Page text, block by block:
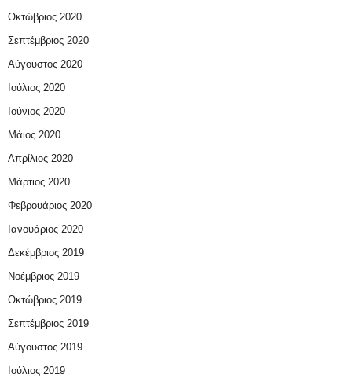
Οκτώβριος 2020
Σεπτέμβριος 2020
Αύγουστος 2020
Ιούλιος 2020
Ιούνιος 2020
Μάιος 2020
Απρίλιος 2020
Μάρτιος 2020
Φεβρουάριος 2020
Ιανουάριος 2020
Δεκέμβριος 2019
Νοέμβριος 2019
Οκτώβριος 2019
Σεπτέμβριος 2019
Αύγουστος 2019
Ιούλιος 2019